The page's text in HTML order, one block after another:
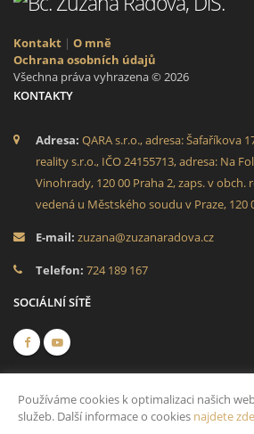
Kontakt | O mně
Ochrana osobních údajů
Všechna práva vyhrazena © 2026
KONTAKTY
Adresa: QARA s.r.o., adresa: Šafaříkova
reality s.r.o., IČO 24155713, adresa: Na
Vinohrady, 120 00 Praha 2, zaps. v obch.
vedená u Městského soudu v Praze, 120
E-mail: zuzana@zuzanaradova.cz
Telefon: 724 189 167
SOCIÁLNÍ SÍTĚ
Používáme cookies k optimalizaci našich
služeb. Další informace o cookies najdete zde